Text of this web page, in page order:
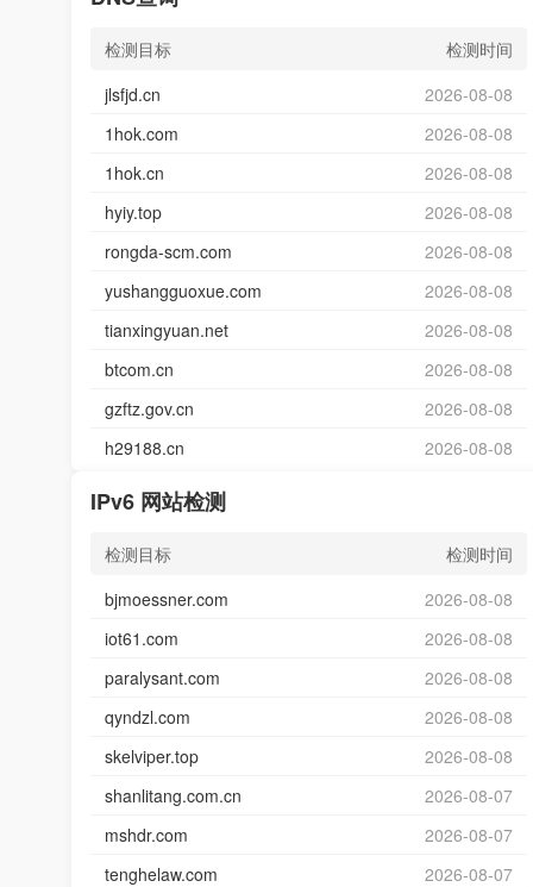
检测目标
检测时间
jlsfjd.cn
2026-08-08
1hok.com
2026-08-08
1hok.cn
2026-08-08
hyiy.top
2026-08-08
rongda-scm.com
2026-08-08
yushangguoxue.com
2026-08-08
tianxingyuan.net
2026-08-08
btcom.cn
2026-08-08
gzftz.gov.cn
2026-08-08
h29188.cn
2026-08-08
IPv6 网站检测
检测目标
检测时间
bjmoessner.com
2026-08-08
iot61.com
2026-08-08
paralysant.com
2026-08-08
qyndzl.com
2026-08-08
skelviper.top
2026-08-08
shanlitang.com.cn
2026-08-07
mshdr.com
2026-08-07
tenghelaw.com
2026-08-07